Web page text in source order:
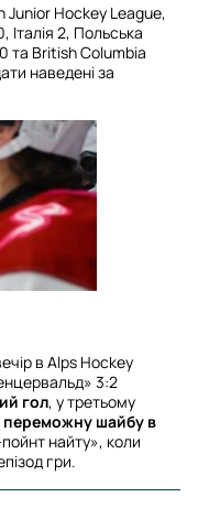
Junior Hockey League,
Італія 2, Польська
та British Columbia
наведені за
в Alps Hockey
3:2
гол, у третьому
переможну шайбу в
найту», коли
гри.